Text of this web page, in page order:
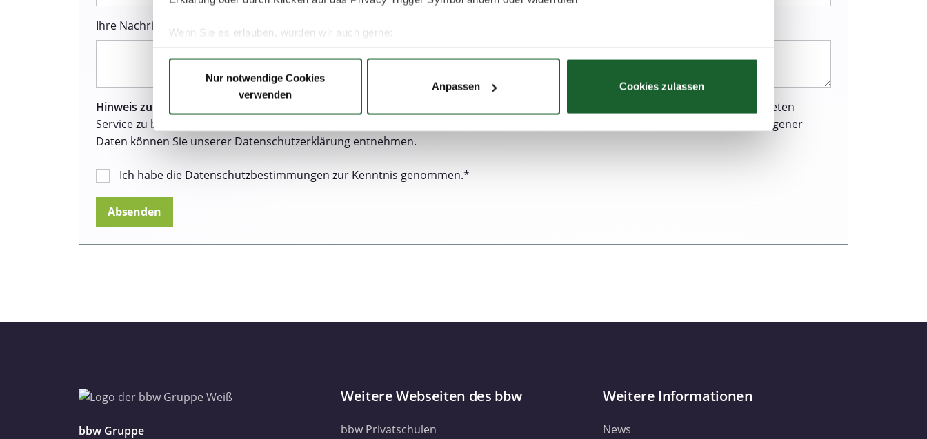
Wenn Sie es erlauben, würden wir auch gerne:
Informationen über Ihre geografische Lage erfassen, welche bis auf einige Meter genau sein können
Erfahren Sie mehr darüber, wie Ihre persönlichen Daten verarbeitet werden, und legen Sie Ihre Präferenzen imAbschnitt
Wir verwenden Cookies, um Inhalte und Anzeigen zu personalisieren, Funktionen für soziale Medien anbieten zu können
Website an unsere Partner für soziale Medien, Werbung und Analysen weiter. Unsere Partner führen diese Informationen
Nur notwendige Cookies
verwenden
Anpassen Cookies zulassen
Ihre Nachricht *
Hinweis zum Datenschutz:
Wir sind sehr darum bemüht, all unseren Kunden und Besuchern unserer Webseite einen ausgezeichneten
Service zu bieten. Dazu gehört auch der Schutz Ihrer Daten. Weitere Informationen zur Erhebung und Verarbeitung personenbezogener
Daten können Sie unserer Datenschutzerklärung entnehmen.
Ich habe die Datenschutzbestimmungen zur Kenntnis genommen.*
bbw Gruppe
Weitere Webseiten des bbw
bbw Privatschulen
Weitere Informationen
News